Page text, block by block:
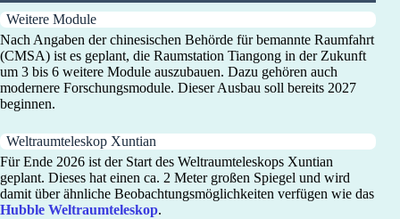
Weitere Module
Nach Angaben der chinesischen Behörde für bemannte Raumfahrt
(CMSA) ist es geplant, die Raumstation Tiangong in der Zukunft
um 3 bis 6 weitere Module auszubauen. Dazu gehören auch
modernere Forschungsmodule. Dieser Ausbau soll bereits 2027
beginnen.
Weltraumteleskop Xuntian
Für Ende 2026 ist der Start des Weltraumteleskops Xuntian
geplant. Dieses hat einen ca. 2 Meter großen Spiegel und wird
damit über ähnliche Beobachtungsmöglichkeiten verfügen wie das
Hubble Weltraumteleskop.